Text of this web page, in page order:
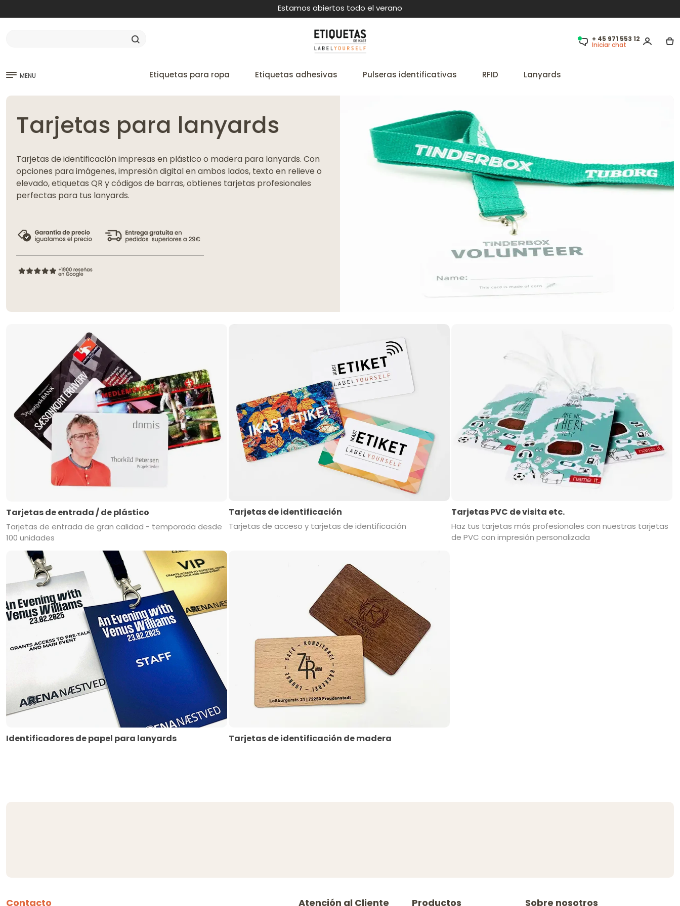
Estamos abiertos todo el verano
+ 45 971 553 12
Iniciar chat
MENU Etiquetas para ropa Etiquetas adhesivas Pulseras identificativas RFID Lanyards
Tarjetas para lanyards
Tarjetas de identificación impresas en plástico o madera para lanyards. Con
opciones para imágenes, impresión digital en ambos lados, texto en relieve o
elevado, etiquetas QR y códigos de barras, obtienes tarjetas profesionales
perfectas para tus lanyards.
Tarjetas de entrada / de plástico
Tarjetas de entrada de gran calidad - temporada desde
100 unidades
Tarjetas de identificación
Tarjetas de acceso y tarjetas de identificación
Tarjetas PVC de visita etc.
Haz tus tarjetas más profesionales con nuestras tarjetas
de PVC con impresión personalizada
Identificadores de papel para lanyards Tarjetas de identificación de madera
Contacto Atención al Cliente Productos Sobre nosotros